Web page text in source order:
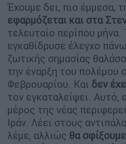
Έχουμε δει, πιο έμμεσα,
εφαρμόζεται και στα
τελευταίο περίπου μήνα.
εγκαθίδρυσε έλεγχο
ζωτικής σημασίας
την έναρξη του πολέμου
Φεβρουαρίου. Και δεν
τον εγκαταλείψει. Αυτό,
μέρος της νέας
Ιράν. Λέει στους
λέμε, αλλιώς θα